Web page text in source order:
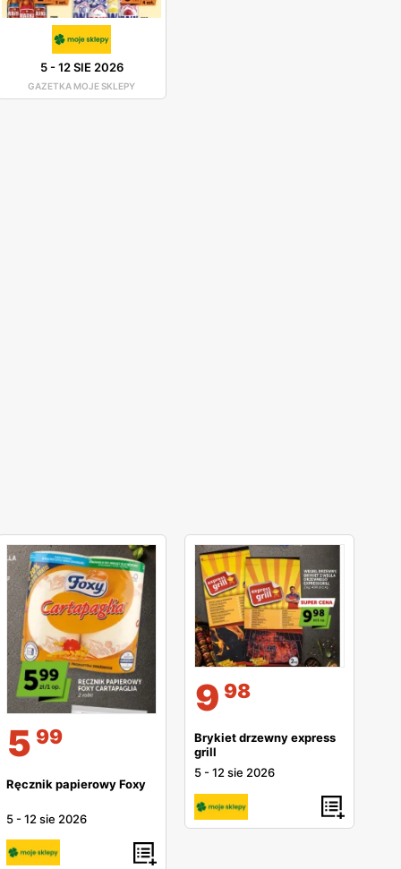
5-12 SIE 2026
GAZETKA MOJE SKLEPY
5 99
Ręcznik papierowy Foxy
5 -12 sie 2026
9 98
Brykiet drzewny express
grill
5 -12 sie 2026